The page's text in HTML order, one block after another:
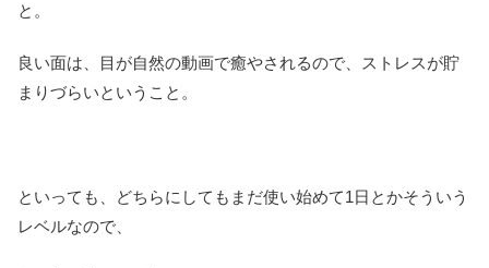
と。
良い面は、目が自然の動画で癒やされるので、ストレスが貯
まりづらいということ。
といっても、どちらにしてもまだ使い始めて1日とかそういう
レベルなので、